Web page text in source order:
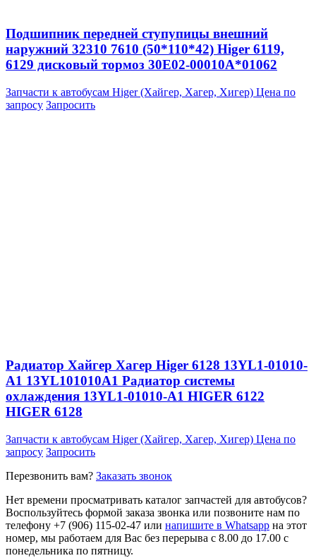
Подшипник передней ступупицы внешний
наружний 32310 7610 (50*110*42) Higer 6119,
6129 дисковый тормоз 30E02-00010A*01062
Запчасти к автобусам Higer (Хайгер, Хагер, Хигер) Цена по
запросу Запросить
Радиатор Хайгер Хагер Higer 6128 13YL1-01010-
A1 13YL101010A1 Радиатор системы
охлаждения 13YL1-01010-A1 HIGER 6122
HIGER 6128
Запчасти к автобусам Higer (Хайгер, Хагер, Хигер) Цена по
запросу Запросить
Перезвонить вам? Заказать звонок
Нет времени просматривать каталог запчастей для автобусов?
Воспользуйтесь формой заказа звонка или позвоните нам по
телефону +7 (906) 115-02-47 или напишите в Whatsapp на этот
номер, мы работаем для Вас без перерыва с 8.00 до 17.00 с
понедельника по пятницу.